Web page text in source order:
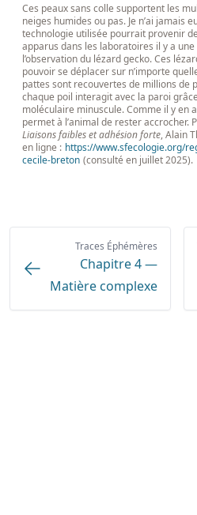
Ces peaux sans colle supportent les
neiges humides ou pas. Je n’ai jamais
technologie utilisée pourrait provenir
apparus dans les laboratoires il y a
l’observation du lézard gecko. Ces
pouvoir se déplacer sur n’importe
pattes sont recouvertes de millions de
chaque poil interagit avec la paroi
moléculaire minuscule. Comme il y en
permet à l’animal de rester accrocher.
Liaisons faibles et adhésion forte, Alain
en ligne : https://www.sfecologie.org/
cecile-breton (consulté en juillet 2025).
Traces Éphémères
Chapitre 4 —
Matière complexe